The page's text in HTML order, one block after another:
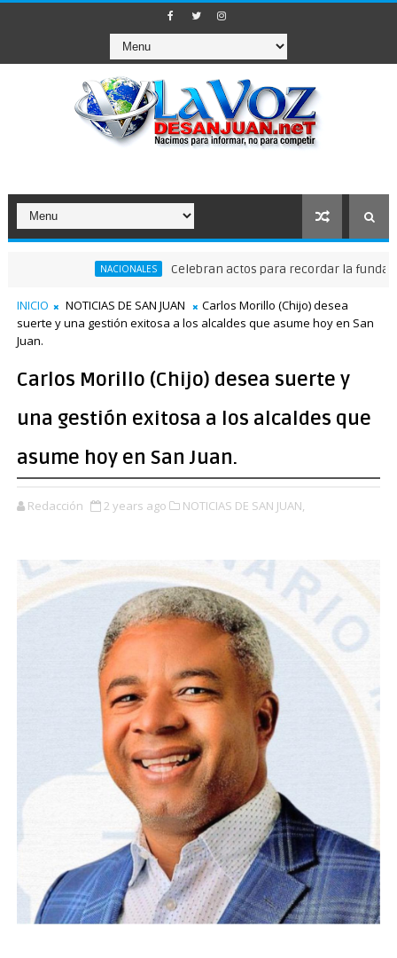
NACIONALES Celebran actos para recordar la fundación de
comisiones de trabajo
INICIO NOTICIAS DE SAN JUAN
Carlos Morillo (Chijo) desea
suerte y una gestión exitosa a los alcaldes que asume hoy en San
Juan.
Carlos Morillo (Chijo) desea suerte y
una gestión exitosa a los alcaldes que
asume hoy en San Juan.
Redacción 2 years ago NOTICIAS DE SAN JUAN,